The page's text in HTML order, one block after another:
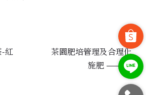
-紅
茶園肥培管理及合理化
施肥